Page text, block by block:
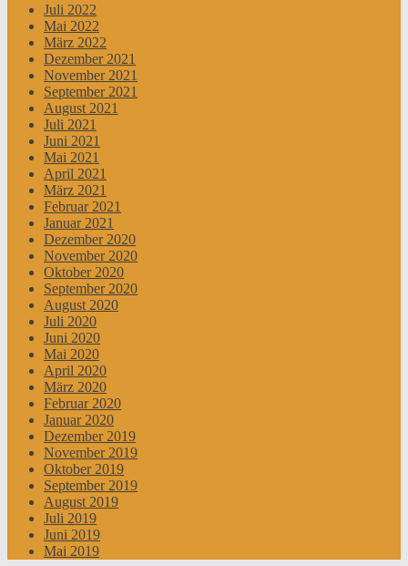
Juli 2022
Mai 2022
März 2022
Dezember 2021
November 2021
September 2021
August 2021
Juli 2021
Juni 2021
Mai 2021
April 2021
März 2021
Februar 2021
Januar 2021
Dezember 2020
November 2020
Oktober 2020
September 2020
August 2020
Juli 2020
Juni 2020
Mai 2020
April 2020
März 2020
Februar 2020
Januar 2020
Dezember 2019
November 2019
Oktober 2019
September 2019
August 2019
Juli 2019
Juni 2019
Mai 2019